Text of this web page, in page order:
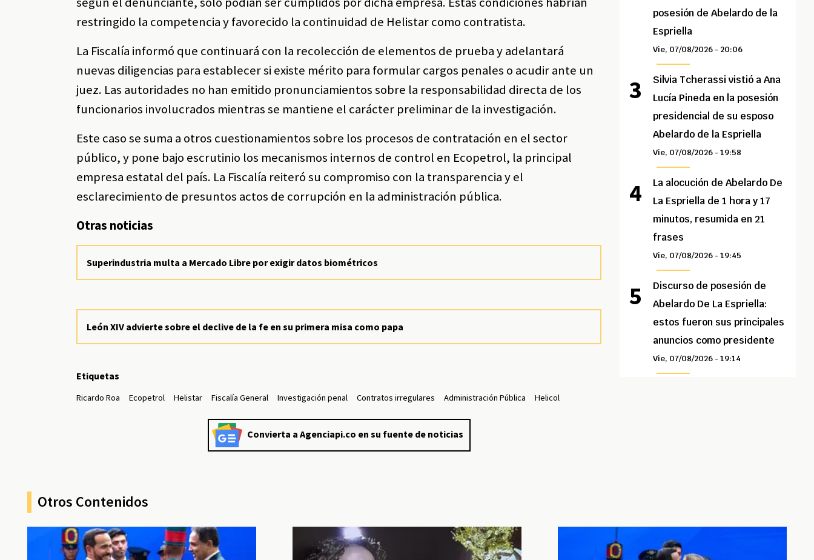
restringido la competencia y favorecido la continuidad de Helistar como contratista.
La Fiscalía informó que continuará con la recolección de elementos de prueba y adelantará
nuevas diligencias para establecer si existe mérito para formular cargos penales o acudir ante un
juez. Las autoridades no han emitido pronunciamientos sobre la responsabilidad directa de los
funcionarios involucrados mientras se mantiene el carácter preliminar de la investigación.
Este caso se suma a otros cuestionamientos sobre los procesos de contratación en el sector
público, y pone bajo escrutinio los mecanismos internos de control en Ecopetrol, la principal
empresa estatal del país. La Fiscalía reiteró su compromiso con la transparencia y el
esclarecimiento de presuntos actos de corrupción en la administración pública.
Otras noticias
Superindustria multa a Mercado Libre por exigir datos biométricos
León XIV advierte sobre el declive de la fe en su primera misa como papa
Etiquetas
Ricardo Roa Ecopetrol Helistar Fiscalía General Investigación penal Contratos irregulares Administración Pública Helicol
Convierta a Agenciapi.co en su fuente de noticias
posesión de Abelardo de la
Espriella
Vie, 07/08/2026 - 20:06
Silvia Tcherassi vistió a Ana
Lucía Pineda en la posesión
presidencial de su esposo
Abelardo de la Espriella
Vie, 07/08/2026 - 19:58
La alocución de Abelardo De
La Espriella de 1 hora y 17
minutos, resumida en 21
frases
Vie, 07/08/2026 - 19:45
Discurso de posesión de
Abelardo De La Espriella:
estos fueron sus principales
anuncios como presidente
Vie, 07/08/2026 - 19:14
Otros Contenidos